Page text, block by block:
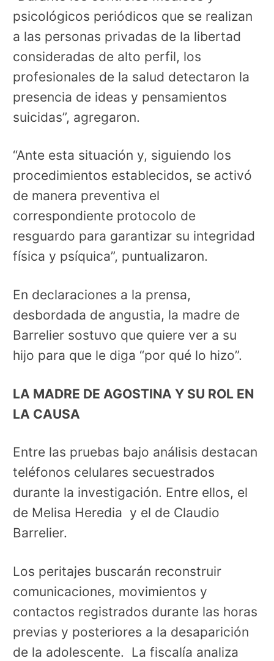
psicológicos periódicos que se realizan
a las personas privadas de la libertad
consideradas de alto perfil, los
profesionales de la salud detectaron la
presencia de ideas y pensamientos
suicidas”, agregaron.
“Ante esta situación y, siguiendo los
procedimientos establecidos, se activó
de manera preventiva el
correspondiente protocolo de
resguardo para garantizar su integridad
física y psíquica”, puntualizaron.
En declaraciones a la prensa,
desbordada de angustia, la madre de
Barrelier sostuvo que quiere ver a su
hijo para que le diga “por qué lo hizo”.
LA MADRE DE AGOSTINA Y SU ROL EN
LA CAUSA
Entre las pruebas bajo análisis destacan
teléfonos celulares secuestrados
durante la investigación. Entre ellos, el
de Melisa Heredia y el de Claudio
Barrelier.
Los peritajes buscarán reconstruir
comunicaciones, movimientos y
contactos registrados durante las horas
previas y posteriores a la desaparición
de la adolescente. La fiscalía analiza